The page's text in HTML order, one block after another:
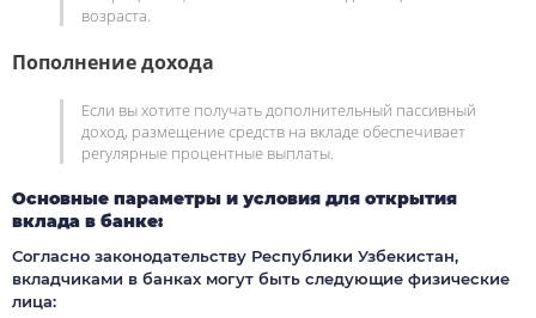
возраста.
Пополнение дохода
Если вы хотите получать дополнительный пассивный
доход, размещение средств на вкладе обеспечивает
регулярные процентные выплаты.
Основные параметры и условия для открытия
вклада в банке:
Согласно законодательству Республики Узбекистан,
вкладчиками в банках могут быть следующие физические
лица: